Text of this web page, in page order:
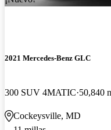
2021 Mercedes-Benz GLC
300 SUV 4MATIC 50,840
Cockeysville, MD